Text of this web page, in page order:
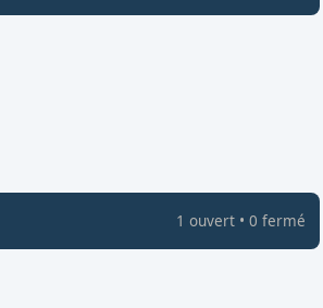
1 ouvert• 0 fermé